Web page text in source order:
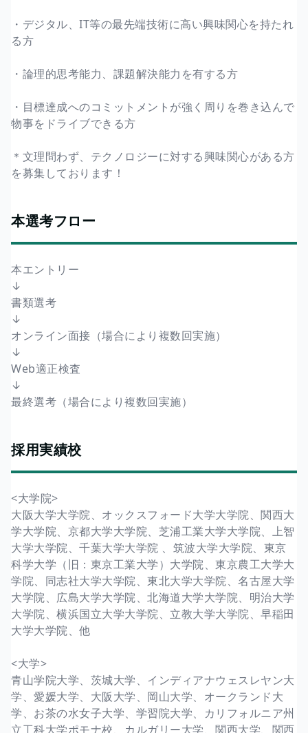
・デジタル、IT等の最先端技術に高い興味関心を持たれ
る方
・論理的思考能力、課題解決能力を有する方
・目標達成へのコミットメントが強く周りを巻き込んで
物事をドライブできる方
＊文理問わず、テクノロジーに対する興味関心がある方
を募集しております！
本選考フロー
本エントリー
↓
書類選考
↓
オンライン面接（場合により複数回実施）
↓
Web適正検査
↓
最終選考（場合により複数回実施）
採用実績校
<大学院>
大阪大学大学院、オックスフォード大学大学院、関西大
学大学院、京都大学大学院、芝浦工業大学大学院、上智
大学大学院、千葉大学大学院 、筑波大学大学院、東京
科学大学（旧：東京工業大学）大学院、東京農工大学大
学院、同志社大学大学院、東北大学大学院、名古屋大学
大学院、広島大学大学院、北海道大学大学院、明治大学
大学院、横浜国立大学大学院、立教大学大学院、早稲田
大学大学院、他
<大学>
青山学院大学、茨城大学、インディアナウェスレヤン大
学、愛媛大学、大阪大学、岡山大学、オークランド大
学、お茶の水女子大学、学習院大学、カリフォルニア州
立工科大学ポモナ校、カルガリー大学、関西大学、関西